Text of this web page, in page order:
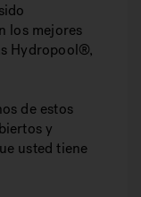
los mejores
Hydropool®,
de estos
y
usted tiene